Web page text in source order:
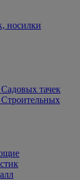
носилки
тачек